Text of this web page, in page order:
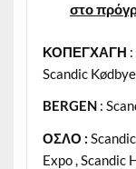
στο
ΚΟΠΕΓΧΑΓΗ
Scandic
BERGEN:
ΟΣΛΟ :
Expo , Scandic